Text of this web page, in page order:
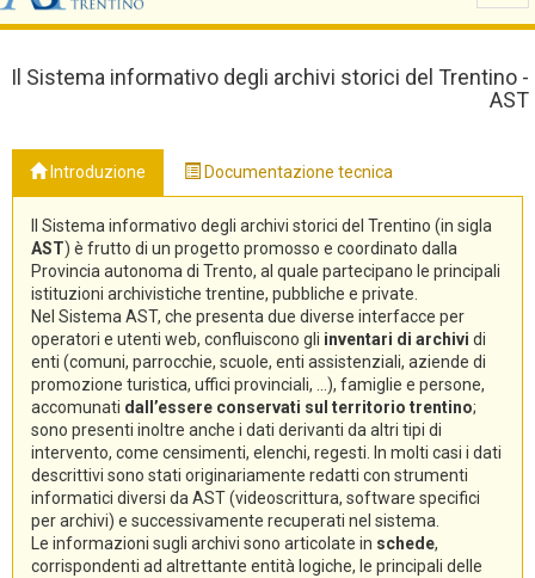
Il Sistema informativo degli archivi storici del Trentino -
AST
Introduzione Documentazione tecnica
Il Sistema informativo degli archivi storici del Trentino (in sigla
AST) è frutto di un progetto promosso e coordinato dalla
Provincia autonoma di Trento, al quale partecipano le principali
istituzioni archivistiche trentine, pubbliche e private.
Nel Sistema AST, che presenta due diverse interfacce per
operatori e utenti web, confluiscono gli inventari di archivi di
enti (comuni, parrocchie, scuole, enti assistenziali, aziende di
promozione turistica, uffici provinciali, ...), famiglie e persone,
accomunati dall’essere conservati sul territorio trentino;
sono presenti inoltre anche i dati derivanti da altri tipi di
intervento, come censimenti, elenchi, regesti. In molti casi i dati
descrittivi sono stati originariamente redatti con strumenti
informatici diversi da AST (videoscrittura, software specifici
per archivi) e successivamente recuperati nel sistema.
Le informazioni sugli archivi sono articolate in schede,
corrispondenti ad altrettante entità logiche, le principali delle